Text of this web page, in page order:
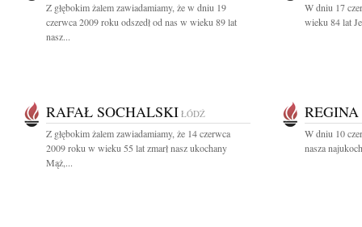
Z głębokim żalem zawiadamiamy, że w dniu 19
czerwca 2009 roku odszedł od nas w wieku 89 lat
nasz...
W dniu 17
wieku 84 lat
RAFAŁ SOCHALSKI ŁÓDŹ
Z głębokim żalem zawiadamiamy, że 14 czerwca
2009 roku w wieku 55 lat zmarł nasz ukochany
Mąż,...
REGINA
W dniu 10
nasza